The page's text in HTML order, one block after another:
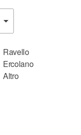
Ravello
Ercolano
Altro